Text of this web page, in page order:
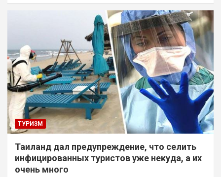
ТУРИЗМ
Таиланд дал предупреждение, что селить
инфицированных туристов уже некуда, а их
очень много